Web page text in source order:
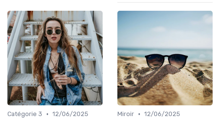
Catégorie 3 • 12/06/2025
Miroir • 12/06/2025